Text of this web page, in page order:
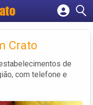
empresa
Crato
de
com telefone e